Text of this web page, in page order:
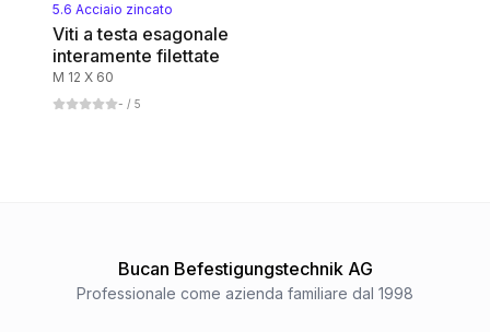
Aluminium
Categoria
5.6 Acciaio zincato
Viti a testa esagonale
interamente filettate
M 12 X 60
- / 5
Bucan Befestigungstechnik AG
Professionale come azienda familiare dal 1998